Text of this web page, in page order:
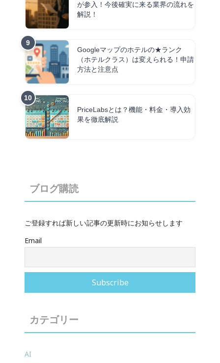
が参入！今後確実に来る業界の流れを
解説！
Googleマップのホテルの★ランク
（ホテルクラス）は変えられる！申請
方法と注意点
PriceLabsとは？機能・料金・導入効
果を徹底解説
ブログ購読
ご登録すれば新しい記事の更新時にお知らせします
Email
カテゴリー
AI